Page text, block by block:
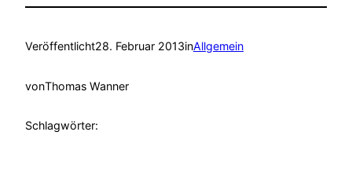
Veröffentlicht28. Februar 2013inAllgemein
vonThomas Wanner
Schlagwörter: